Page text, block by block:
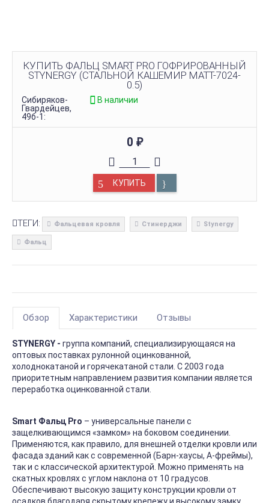
КУПИТЬ ФАЛЬЦ SMART PRO ГОФРИРОВАННЫЙ
STYNERGY (СТАЛЬНОЙ КАШЕМИР MATT-7024-
0.5)
Сибиряков-
Гвардейцев,
49б-1:
В наличии
0 ₽
КУПИТЬ
ТЕГИ: Фальцевая кровля Стинерджи Stynergy
Фальц
Обзор Характеристики Отзывы
STYNERGY - группа компаний, специализирующаяся на
оптовых поставках рулонной оцинкованной,
холоднокатаной и горячекатаной стали. С 2003 года
приоритетным направлением развития компании является
переработка оцинкованной стали.
Smart Фальц Pro – универсальные панели с
защелкивающимся «замком» на боковом соединении.
Применяются, как правило, для внешней отделки кровли или
фасада зданий как с современной (Барн-хаусы, А-фреймы),
так и с классической архитектурой. Можно применять на
скатных кровлях с углом наклона от 10 градусов.
Обеспечивают высокую защиту конструкции кровли от